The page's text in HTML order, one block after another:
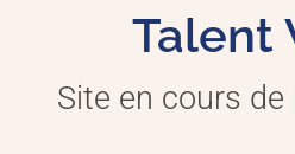
Talent
Site en cours